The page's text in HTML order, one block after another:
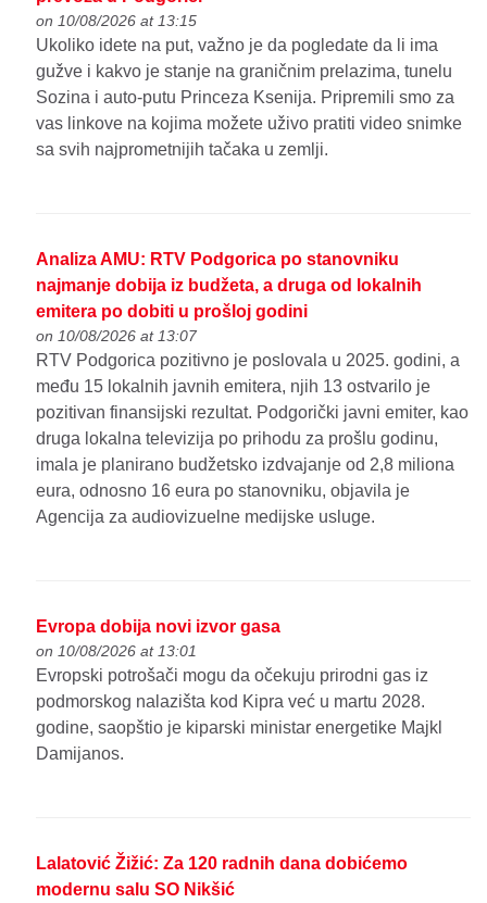
on 10/08/2026 at 13:15
Ukoliko idete na put, važno je da pogledate da li ima
gužve i kakvo je stanje na graničnim prelazima, tunelu
Sozina i auto-putu Princeza Ksenija. Pripremili smo za
vas linkove na kojima možete uživo pratiti video snimke
sa svih najprometnijih tačaka u zemlji.
Analiza AMU: RTV Podgorica po stanovniku
najmanje dobija iz budžeta, a druga od lokalnih
emitera po dobiti u prošloj godini
on 10/08/2026 at 13:07
RTV Podgorica pozitivno je poslovala u 2025. godini, a
među 15 lokalnih javnih emitera, njih 13 ostvarilo je
pozitivan finansijski rezultat. Podgorički javni emiter, kao
druga lokalna televizija po prihodu za prošlu godinu,
imala je planirano budžetsko izdvajanje od 2,8 miliona
eura, odnosno 16 eura po stanovniku, objavila je
Agencija za audiovizuelne medijske usluge.
Evropa dobija novi izvor gasa
on 10/08/2026 at 13:01
Evropski potrošači mogu da očekuju prirodni gas iz
podmorskog nalazišta kod Kipra već u martu 2028.
godine, saopštio je kiparski ministar energetike Majkl
Damijanos.
Lalatović Žižić: Za 120 radnih dana dobićemo
modernu salu SO Nikšić